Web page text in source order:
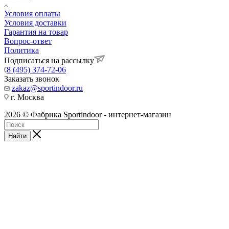
Условия оплаты
Условия доставки
Гарантия на товар
Вопрос-ответ
Политика
Подписаться на рассылку
8 (495) 374-72-06
Заказать звонок
zakaz@sportindoor.ru
г. Москва
2026 © Фабрика Sportindoor - интернет-магазин
Найти